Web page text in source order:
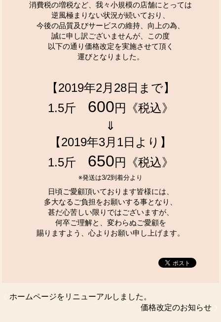
消費税の増税など、我々小規模の店舗にとっては
逆風極まりない状況が続いており、
今後の品質及びサービスの維持、向上の為、
誠に申し訳ございませんが、この度
以下の通り価格改定を実施させて頂く
運びとなりました。
【2019年2月28日まで】
1.5斤 600円《税込》
⇓
【2019年3月1日より】
1.5斤 650円《税込》
※発送は3/2到着分より
日頃ご愛顧頂いております皆様には、
多大なるご負担をお願いする事となり、
甚だ心苦しい限りではございますが、
何卒ご理解と、変わらぬご愛顧を
賜りますよう、心よりお願い申し上げます。
ホームページをリニューアルしました。
価格改定のお知らせ